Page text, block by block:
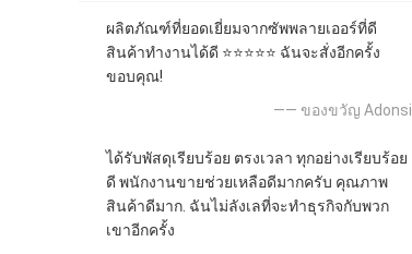
ผลิตภัณฑ์ที่ยอดเยี่ยมจากซัพพลายเออร์ที่ดี
สินค้าทำงานได้ดี ⭐⭐⭐⭐⭐ ฉันจะสั่งอีกครั้ง
ขอบคุณ!
—— ของขวัญ Adonsi
ได้รับพัสดุเรียบร้อย ตรงเวลา ทุกอย่างเรียบร้อย
ดี พนักงานขายช่วยเหลือดีมากครับ คุณภาพ
สินค้าดีมาก. ฉันไม่ลังเลที่จะทำธุรกิจกับพวก
เขาอีกครั้ง